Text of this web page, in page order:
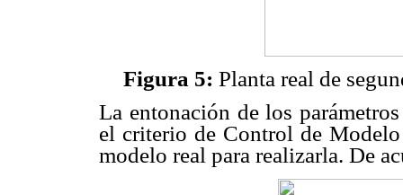
Figura 5: Planta real de
La entonación de los
el criterio de Control de
modelo real para realizarla. De